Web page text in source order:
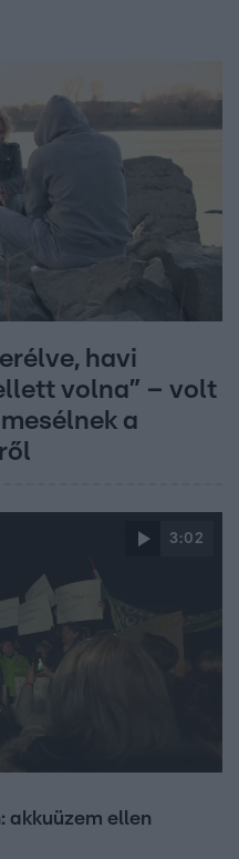
havi
volna” – volt
a
3:02
akkuüzem ellen